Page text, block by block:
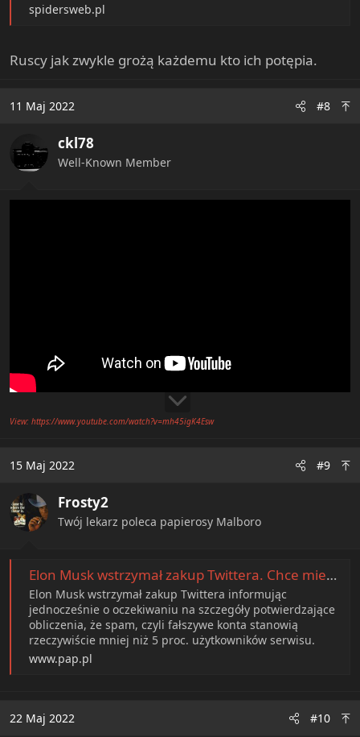
spidersweb.pl
Ruscy jak zwykle grożą każdemu kto ich potępia.
11 Maj 2022 #8
ckl78
Well-Known Member
View: https://www.youtube.com/watch?v=mh45igK4Esw
15 Maj 2022 #9
Frosty2
Twój lekarz poleca papierosy Malboro
Elon Musk wstrzymał zakup Twittera. Chce mieć pewność, że konta spamowe stanowią mniej niż 5 proc.
Elon Musk wstrzymał zakup Twittera informując
jednocześnie o oczekiwaniu na szczegóły potwierdzające
obliczenia, że spam, czyli fałszywe konta stanowią
rzeczywiście mniej niż 5 proc. użytkowników serwisu.
www.pap.pl
22 Maj 2022 #10